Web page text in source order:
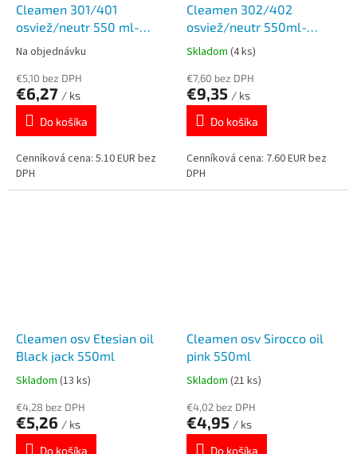
Cleamen 301/401
osviež/neutr 550 ml-
BAYAMO AIR
Na objednávku
€5,10 bez DPH
€6,27 / ks
Do košíka
Cenníková cena: 5.10 EUR bez
DPH
Cleamen 302/402
osviež/neutr 550ml-
DALECCO AIR
Skladom (4 ks)
€7,60 bez DPH
€9,35 / ks
Do košíka
Cenníková cena: 7.60 EUR bez
DPH
Cleamen osv Etesian oil
Black jack 550ml
Skladom (13 ks)
€4,28 bez DPH
€5,26 / ks
Do košíka
Cleamen osv Sirocco oil
pink 550ml
Skladom (21 ks)
€4,02 bez DPH
€4,95 / ks
Do košíka